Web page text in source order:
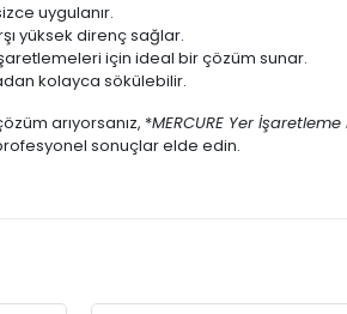
uygulanır.
yüksek direnç sağlar.
için ideal bir çözüm sunar.
kolayca sökülebilir.
arıyorsanız, *MERCURE Yer İşaretleme
sonuçlar elde edin.